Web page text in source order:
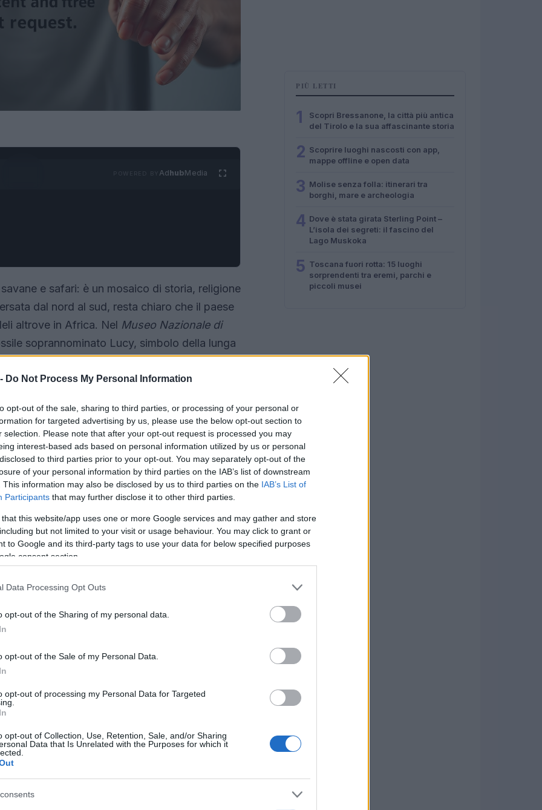
Do Not Process My Personal Information
opt-out of the sale, sharing to third parties, or processing of your personal or
for targeted advertising by us, please use the below opt-out section to
selection. Please note that after your opt-out request is processed you may
interest-based ads based on personal information utilized by us or personal
to third parties prior to your opt-out. You may separately opt-out of the
of your personal information by third parties on the IAB’s list of downstream
This information may also be disclosed by us to third parties on the IAB’s List of
Participants that may further disclose it to other third parties.
that this website/app uses one or more Google services and may gather and store
but not limited to your visit or usage behaviour. You may click to grant or
to Google and its third-party tags to use your data for below specified purposes
consent section.
Data Processing Opt Outs
opt-out of the Sharing of my personal data.
opt-out of the Sale of my Personal Data.
opt-out of processing my Personal Data for Targeted
opt-out of Collection, Use, Retention, Sale, and/or Sharing
Data that Is Unrelated with the Purposes for which it
AdhubMedia
e safari: è un mosaico di storia, religione
dal nord al sud, resta chiaro che il paese
altrove in Africa. Nel Museo Nazionale di
soprannominato Lucy, simbolo della lunga
scientifico convive con tradizioni religiose
storici, pellegrinaggi o avventure in
di fauna selvatica. Le
alle chiese monolitiche di
della Valle dell’Omo. Addis Abeba resta il
itinerari iniziano o transitano qui per voli
come tre macro-aree. Il
PIÙ LETTI
1
Scopri Bressanone, la città più antica
del Tirolo e la sua affascinante storia
2 Scoprire luoghi nascosti con app,
mappe offline e open data
3 Molise senza folla: itinerari tra
borghi, mare e archeologia
4 Dove è stata girata Sterling Point –
L’isola dei segreti: il fascino del
Lago Muskoka
5 Toscana fuori rotta: 15 luoghi
sorprendenti tra eremi, parchi e
piccoli musei